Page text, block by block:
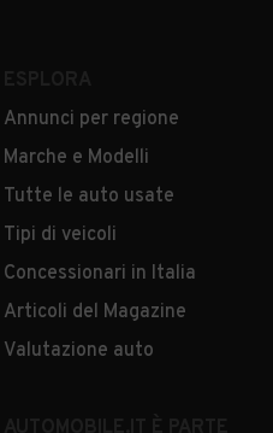
Annunci per regione
Marche e Modelli
Tutte le auto usate
Tipi di veicoli
Concessionari in Italia
Articoli del Magazine
Valutazione auto